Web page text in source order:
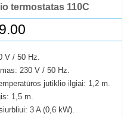
termostatas 110C
V / 50 Hz.
230 V / 50 Hz.
jutiklio ilgiai: 1,2 m.
1,5 m.
3 A (0,6 kW).